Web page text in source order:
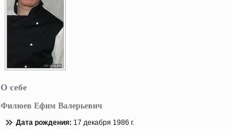
О себе
Филюев Ефим Валерьевич
Дата рождения: 17 декабря 1986 г.